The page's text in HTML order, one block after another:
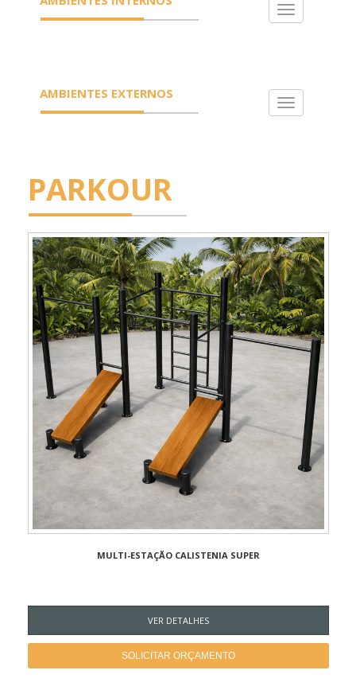
Toggle
AMBIENTES EXTERNOS
Toggle
PARKOUR
MULTI-ESTAÇÃO CALISTENIA SUPER
VER DETALHES
SOLICITAR ORÇAMENTO